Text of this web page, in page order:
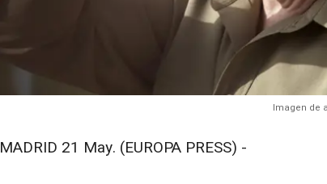
Imagen de
MADRID 21 May. (EUROPA PRESS) -